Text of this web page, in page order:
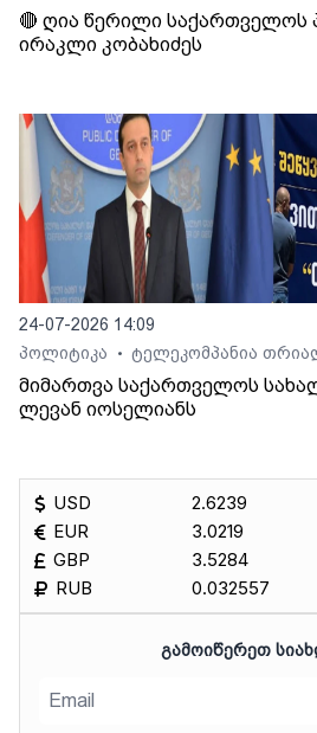
🔴 ღია წერილი საქართველოს
ირაკლი კობახიძეს
24-07-2026 14:09
პოლიტიკა
• ტელეკომპანია
მიმართვა საქართველოს
ლევან იოსელიანს
USD
EUR
GBP
RUB
2.6239
3.0219
3.5284
0.032557
ᲒᲐᲛᲝᲘᲬᲔᲠᲔᲗ